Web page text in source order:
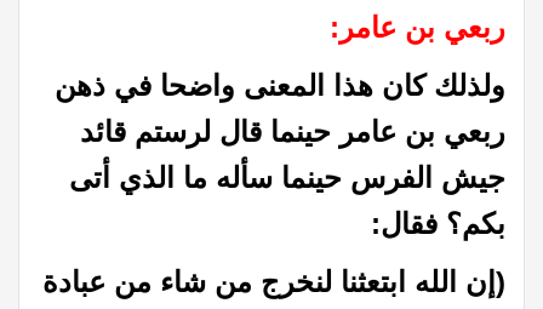
ربعي بن عامر:
ولذلك كان هذا المعنى واضحا في ذهن
ربعي بن عامر حينما قال لرستم قائد
جيش الفرس حينما سأله ما الذي أتى
بكم؟ فقال:
(إن الله ابتعثنا لنخرج من شاء من عبادة